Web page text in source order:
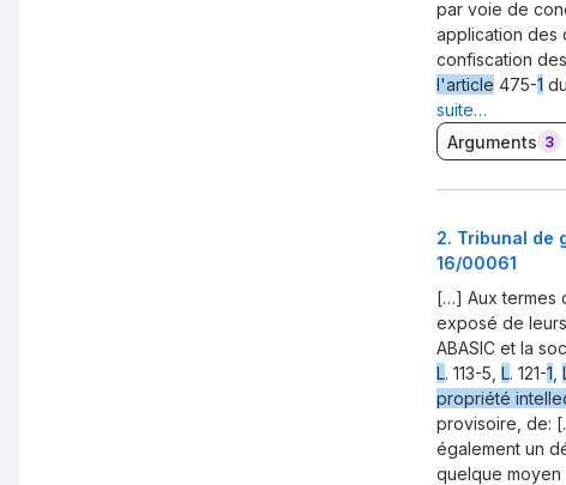
par voie de
application des
confiscation
l'article 475-1
suite…
Arguments 3
2. Tribunal de
16/00061
[…] Aux termes
exposé de
ABASIC et la
L. 113-5, L. 121-1
propriété
provisoire, de:
également un
quelque